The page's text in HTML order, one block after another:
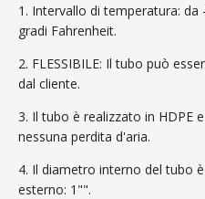
1. Intervallo di temperatura: da
gradi Fahrenheit.
2. FLESSIBILE: Il tubo può
dal cliente.
3. Il tubo è realizzato in HDPE
nessuna perdita d'aria.
4. Il diametro interno del tubo
esterno: 1"".